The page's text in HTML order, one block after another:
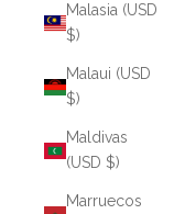
Malasia (USD
$)
Malaui (USD
$)
Maldivas
(USD $)
Marruecos